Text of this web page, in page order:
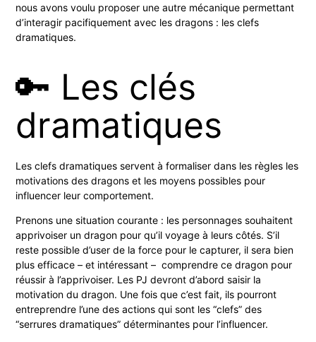
nous avons voulu proposer une autre mécanique permettant
d’interagir pacifiquement avec les dragons : les clefs
dramatiques.
🔑 Les clés
dramatiques
Les clefs dramatiques servent à formaliser dans les règles les
motivations des dragons et les moyens possibles pour
influencer leur comportement.
Prenons une situation courante : les personnages souhaitent
apprivoiser un dragon pour qu’il voyage à leurs côtés. S’il
reste possible d’user de la force pour le capturer, il sera bien
plus efficace – et intéressant – comprendre ce dragon pour
réussir à l’apprivoiser. Les PJ devront d’abord saisir la
motivation du dragon. Une fois que c’est fait, ils pourront
entreprendre l’une des actions qui sont les “clefs” des
“serrures dramatiques” déterminantes pour l’influencer.